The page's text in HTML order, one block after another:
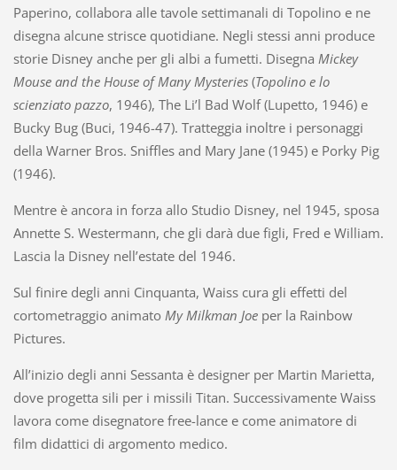
Paperino, collabora alle tavole settimanali di Topolino e ne
disegna alcune strisce quotidiane. Negli stessi anni produce
storie Disney anche per gli albi a fumetti. Disegna Mickey
Mouse and the House of Many Mysteries(Topolino e lo
scienziato pazzo, 1946), The Li’l Bad Wolf (Lupetto, 1946) e
Bucky Bug (Buci, 1946-47). Tratteggia inoltre i personaggi
della Warner Bros. Sniffles and Mary Jane (1945) e Porky Pig
(1946).
Mentre è ancora in forza allo Studio Disney, nel 1945, sposa
Annette S. Westermann, che gli darà due figli, Fred e William.
Lascia la Disney nell’estate del 1946.
Sul finire degli anni Cinquanta, Waiss cura gli effetti del
cortometraggio animato My Milkman Joeper la Rainbow
Pictures.
All’inizio degli anni Sessanta è designer per Martin Marietta,
dove progetta sili per i missili Titan. Successivamente Waiss
lavora come disegnatore free-lance e come animatore di
film didattici di argomento medico.